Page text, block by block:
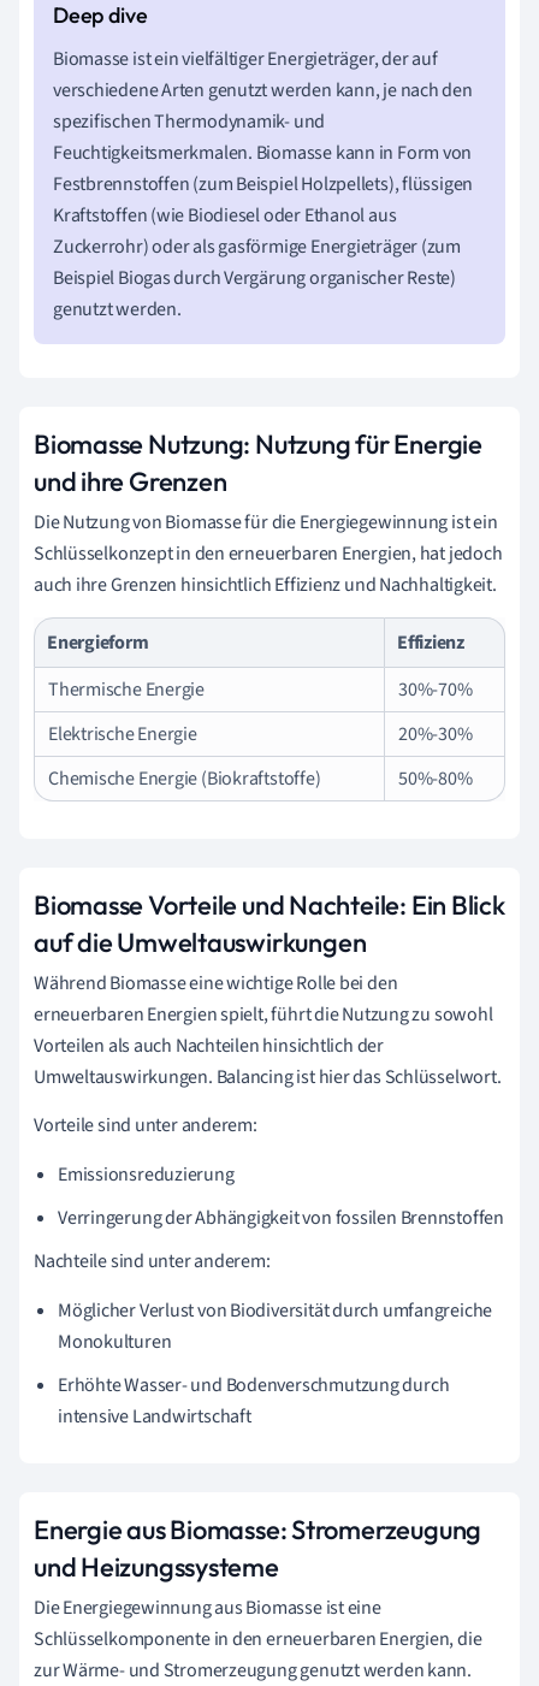
Biomasse ist ein vielfältiger Energieträger, der auf
verschiedene Arten genutzt werden kann, je nach den
spezifischen Thermodynamik- und
Feuchtigkeitsmerkmalen. Biomasse kann in Form von
Festbrennstoffen (zum Beispiel Holzpellets), flüssigen
Kraftstoffen (wie Biodiesel oder Ethanol aus
Zuckerrohr) oder als gasförmige Energieträger (zum
Beispiel Biogas durch Vergärung organischer Reste)
genutzt werden.
Biomasse Nutzung: Nutzung für Energie
und ihre Grenzen
Die Nutzung von Biomasse für die Energiegewinnung ist ein
Schlüsselkonzept in den erneuerbaren Energien, hat jedoch
auch ihre Grenzen hinsichtlich Effizienz und Nachhaltigkeit.
Energieform
Effizienz
Thermische Energie
30%-70%
Elektrische Energie
20%-30%
Chemische Energie (Biokraftstoffe)
50%-80%
Biomasse Vorteile und Nachteile: Ein Blick
auf die Umweltauswirkungen
Während Biomasse eine wichtige Rolle bei den
erneuerbaren Energien spielt, führt die Nutzung zu sowohl
Vorteilen als auch Nachteilen hinsichtlich der
Umweltauswirkungen. Balancing ist hier das Schlüsselwort.
Vorteile sind unter anderem:
Emissionsreduzierung
Verringerung der Abhängigkeit von fossilen Brennstoffen
Nachteile sind unter anderem:
Möglicher Verlust von Biodiversität durch umfangreiche
Monokulturen
Erhöhte Wasser- und Bodenverschmutzung durch
intensive Landwirtschaft
Energie aus Biomasse: Stromerzeugung
und Heizungssysteme
Die Energiegewinnung aus Biomasse ist eine
Schlüsselkomponente in den erneuerbaren Energien, die
zur Wärme- und Stromerzeugung genutzt werden kann.